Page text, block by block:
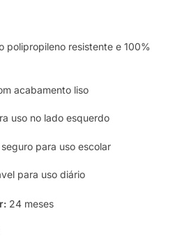
polipropileno resistente e 100%
acabamento liso
uso no lado esquerdo
para uso escolar
para uso diário
24 meses